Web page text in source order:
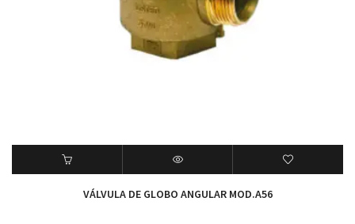
VÁLVULA DE GLOBO ANGULAR MOD.A56